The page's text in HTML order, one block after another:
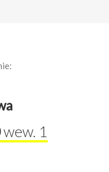
wew. 1